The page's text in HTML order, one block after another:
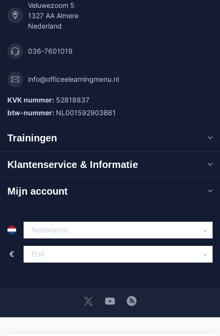
Veluwezoom 5
1327 AA Almere
Nederland
036-7601019
info@officeelearningmenu.nl
KVK nummer: 52818837
btw-nummer: NL001592903B61
Trainingen
Klantenservice & Informatie
Mijn account
€